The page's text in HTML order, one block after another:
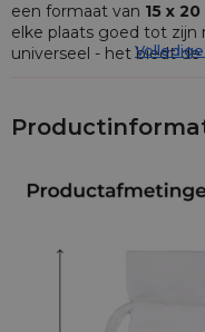
een formaat van 15 x
elke plaats goed tot
universeel - het biedt
cosmetica, kaarsen of
Katoenen zakjes